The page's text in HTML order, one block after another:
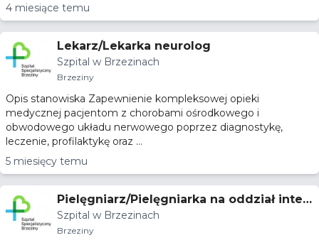
4 miesiące temu
Lekarz/Lekarka neurolog
Szpital w Brzezinach
Brzeziny
Opis stanowiska Zapewnienie kompleksowej opieki
medycznej pacjentom z chorobami ośrodkowego i
obwodowego układu nerwowego poprzez diagnostykę,
leczenie, profilaktykę oraz ...
5 miesięcy temu
Pielęgniarz/Pielęgniarka na oddział inter
nistyczny
Szpital w Brzezinach
Brzeziny